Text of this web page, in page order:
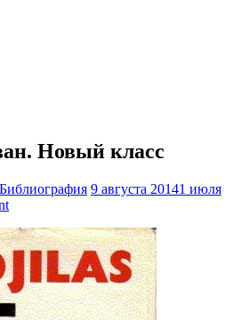
Новый класс
9 августа 20141 июля